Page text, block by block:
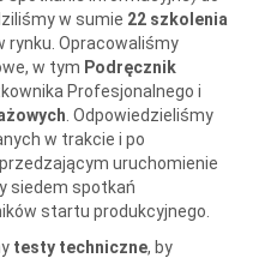
w sumie 22 szkolenia
rynku. Opracowaliśmy
w tym Podręcznik
Profesjonalnego i
. Odpowiedzieliśmy
w trakcie i po
uruchomienie
siedem spotkań
startu produkcyjnego.
testy techniczne, by